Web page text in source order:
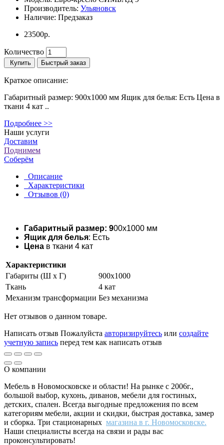
Производитель: Ульяновск
Наличие: Предзаказ
23500р.
Количество
Купить Быстрый заказ
Краткое описание:
Габаритный размер: 900х1000 мм Ящик для белья: Есть Цена в
ткани 4 кат ..
Подробнее >>
Наши услуги
Доставим
Поднимем
Соберём
Описание
Характеристики
Отзывов (0)
Габаритный размер: 900х1000 мм
Ящик для белья: Есть
Цена в ткани 4 кат
Характеристики
Габариты (Ш х Г)
900х1000
Ткань
4 кат
Механизм трансформации Без механизма
Нет отзывов о данном товаре.
Написать отзыв Пожалуйста авторизируйтесь или создайте
учетную запись перед тем как написать отзыв
О компании
Мебель в Новомосковске и области! На рынке с 2006г.,
большой выбор, кухонь, диванов, мебели для гостиных,
детских, спален. Всегда выгодные предложения по всем
категориям мебели, акции и скидки, быстрая доставка, замер
и сборка. Три стационарных магазина в г. Новомосковске.
Наши специалисты всегда на связи и рады вас
проконсультировать!